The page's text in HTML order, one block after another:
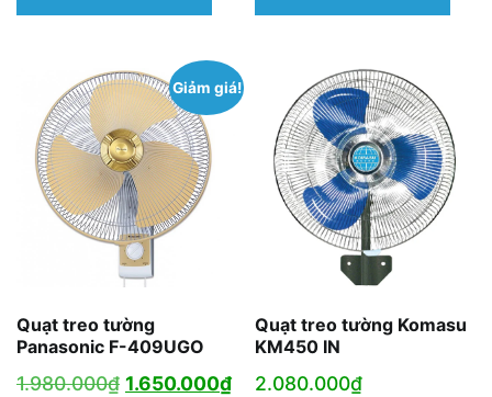
1.750.000₫.
Giảm giá!
Quạt treo tường
Panasonic F-409UGO
1.980.000₫ Giá
1.650.000₫Giá
Quạt treo tường Komasu
KM450 IN
2.080.000₫